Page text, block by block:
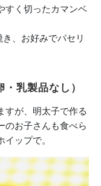
すく切ったカマンベ
、お好みでパセリ
乳製品なし）
すが、明太子で作る
のお子さんも食べら
ップで。